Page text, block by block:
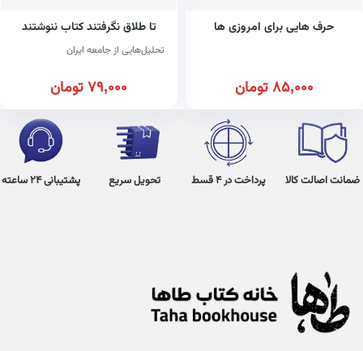
حرف هایی برای امروزی ها
85,000تومان
تا طلاق نگرفتند کتاب ننوشتند
تحلیل‌هایی از جامعه ایران
79,000تومان
ضمانت اصالت کالا پرداخت در 4 قسط تحویل سریع پشتیبانی 24 ساعته